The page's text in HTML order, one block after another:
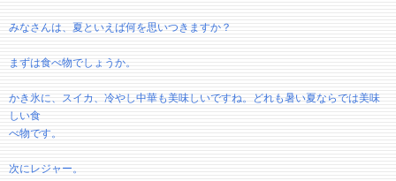
みなさんは、夏といえば何を思いつきますか？
まずは食べ物でしょうか。
かき氷に、スイカ、冷やし中華も美味しいですね。どれも暑い夏ならでは美味
しい食
べ物です。
次にレジャー。